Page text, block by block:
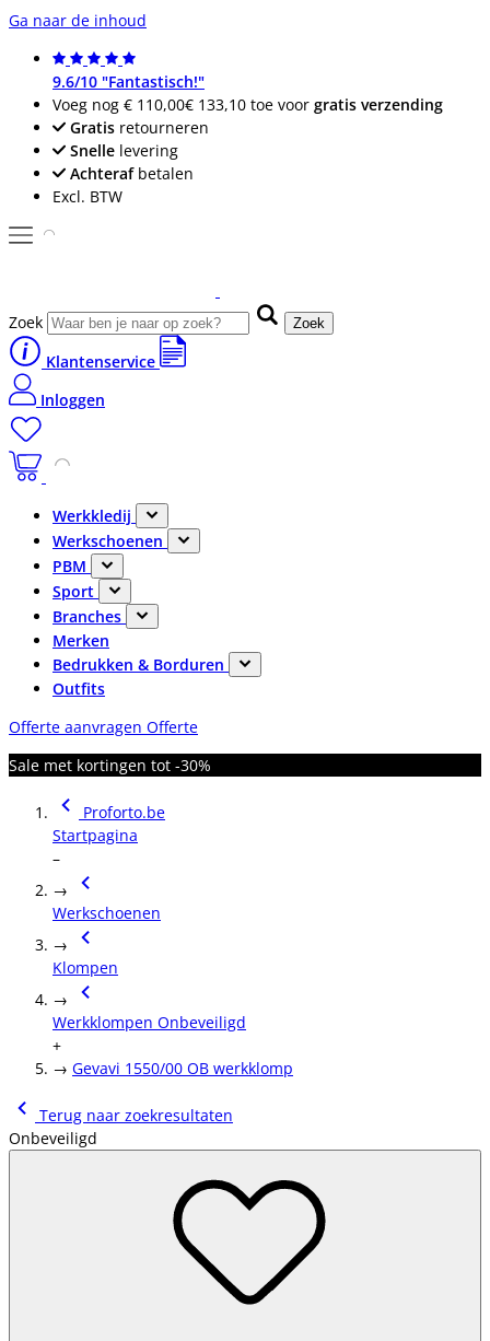
Ga naar de inhoud
9.6/10 "Fantastisch!"
Voeg nog € 110,00€ 133,10 toe voor gratis verzending
Gratis retourneren
Snelle levering
Achterafbetalen
Excl. BTW
Zoek Zoek
Klantenservice
Inloggen
Werkkledij
Werkschoenen
PBM
Sport
Branches
Merken
Bedrukken & Borduren
Outfits
Offerte aanvragen Offerte
Sale met kortingen tot -30%
Proforto.be
Startpagina
–
→
Werkschoenen
→
Klompen
→
Werkklompen Onbeveiligd
+
→ Gevavi 1550/00 OB werkklomp
Terug naar zoekresultaten
Onbeveiligd